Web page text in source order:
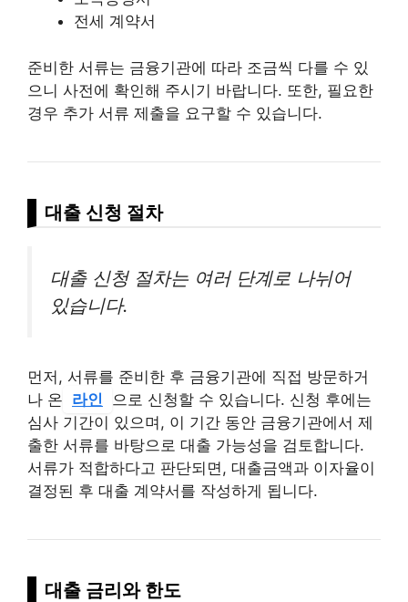
전세 계약서
준비한 서류는 금융기관에 따라 조금씩 다를 수 있
으니 사전에 확인해 주시기 바랍니다. 또한, 필요한
경우 추가 서류 제출을 요구할 수 있습니다.
대출 신청 절차
대출 신청 절차는 여러 단계로 나뉘어
있습니다.
먼저, 서류를 준비한 후 금융기관에 직접 방문하거
나 온 라인
으로 신청할 수 있습니다. 신청 후에는
심사 기간이 있으며, 이 기간 동안 금융기관에서 제
출한 서류를 바탕으로 대출 가능성을 검토합니다.
서류가 적합하다고 판단되면, 대출금액과 이자율이
결정된 후 대출 계약서를 작성하게 됩니다.
대출 금리와 한도